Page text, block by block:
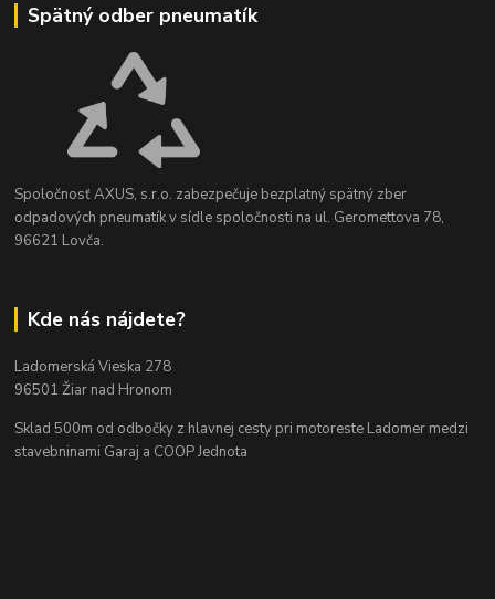
Spätný odber pneumatík
Spoločnosť AXUS, s.r.o. zabezpečuje bezplatný spätný zber
odpadových pneumatík v sídle spoločnosti na ul. Geromettova 78,
96621 Lovča.
Kde nás nájdete?
Ladomerská Vieska 278
96501 Žiar nad Hronom
Sklad 500m od odbočky z hlavnej cesty pri motoreste Ladomer medzi
stavebninami Garaj a COOP Jednota